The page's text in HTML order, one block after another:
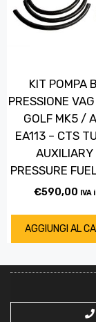
KIT POMPA
PRESSIONE
GOLF MK5 /
EA113 – CTS
AUXILIARY
PRESSURE
€590,00
AGGIUNGI AL